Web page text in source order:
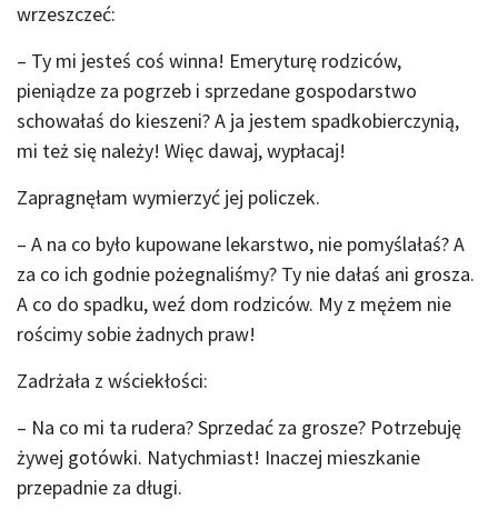
wrzeszczeć:
– Ty mi jesteś coś winna! Emeryturę rodziców,
pieniądze za pogrzeb i sprzedane gospodarstwo
schowałaś do kieszeni? A ja jestem spadkobierczynią,
mi też się należy! Więc dawaj, wypłacaj!
Zapragnęłam wymierzyć jej policzek.
– A na co było kupowane lekarstwo, nie pomyślałaś? A
za co ich godnie pożegnaliśmy? Ty nie dałaś ani grosza.
A co do spadku, weź dom rodziców. My z mężem nie
rościmy sobie żadnych praw!
Zadrżała z wściekłości:
– Na co mi ta rudera? Sprzedać za grosze? Potrzebuję
żywej gotówki. Natychmiast! Inaczej mieszkanie
przepadnie za długi.